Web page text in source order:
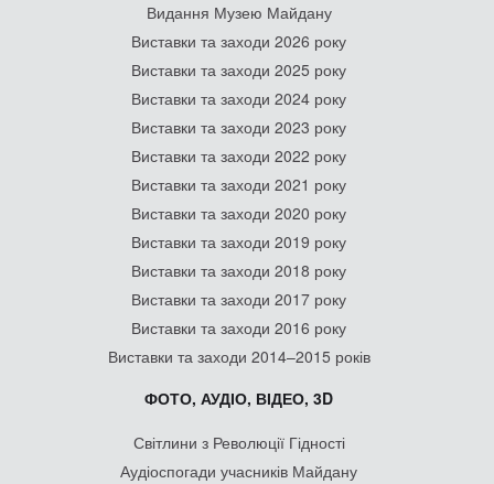
Видання Музею Майдану
Виставки та заходи 2026 року
Виставки та заходи 2025 року
Виставки та заходи 2024 року
Виставки та заходи 2023 року
Виставки та заходи 2022 року
Виставки та заходи 2021 року
Виставки та заходи 2020 року
Виставки та заходи 2019 року
Виставки та заходи 2018 року
Виставки та заходи 2017 року
Виставки та заходи 2016 року
Виставки та заходи 2014–2015 років
ФОТО, АУДІО, ВІДЕО, 3D
Світлини з Революції Гідності
Аудіоспогади учасників Майдану